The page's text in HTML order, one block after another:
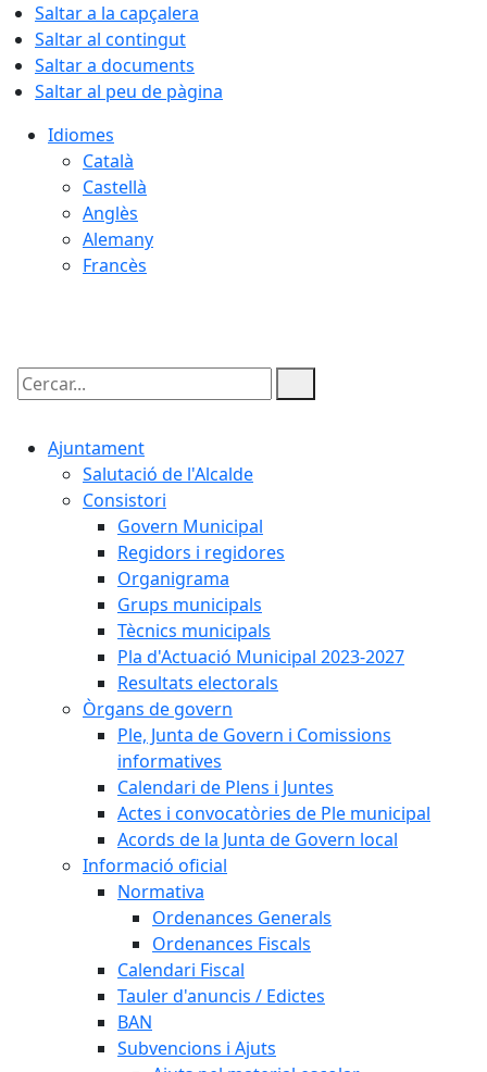
Saltar a la capçalera
Saltar al contingut
Saltar a documents
Saltar al peu de pàgina
Idiomes
Català
Castellà
Anglès
Alemany
Francès
Cercar:
Ajuntament
Salutació de l'Alcalde
Consistori
Govern Municipal
Regidors i regidores
Organigrama
Grups municipals
Tècnics municipals
Pla d'Actuació Municipal 2023-2027
Resultats electorals
Òrgans de govern
Ple, Junta de Govern i Comissions
informatives
Calendari de Plens i Juntes
Actes i convocatòries de Ple municipal
Acords de la Junta de Govern local
Informació oficial
Normativa
Ordenances Generals
Ordenances Fiscals
Calendari Fiscal
Tauler d'anuncis / Edictes
BAN
Subvencions i Ajuts